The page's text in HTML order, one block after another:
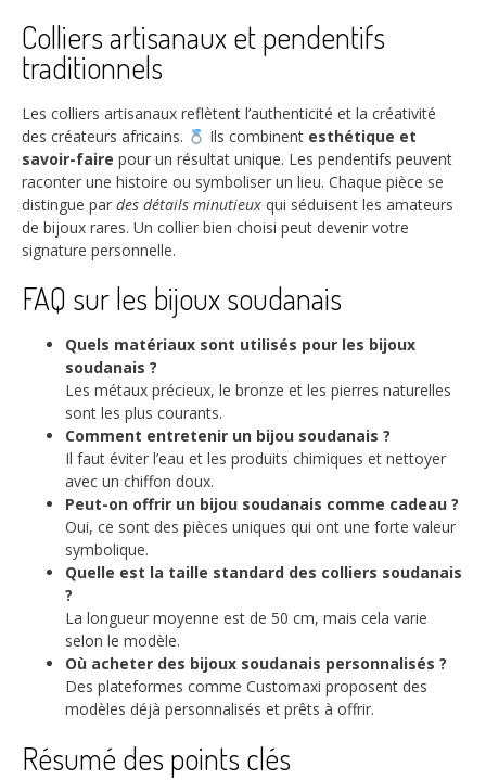
Colliers artisanaux et pendentifs
traditionnels
Les colliers artisanaux reflètent l’authenticité et la créativité
des créateurs africains.
Ils combinent esthétique et
savoir-faire pour un résultat unique. Les pendentifs peuvent
raconter une histoire ou symboliser un lieu. Chaque pièce se
distingue par des détails minutieux qui séduisent les amateurs
de bijoux rares. Un collier bien choisi peut devenir votre
signature personnelle.
FAQ sur les bijoux soudanais
Quels matériaux sont utilisés pour les bijoux
soudanais ?
Les métaux précieux, le bronze et les pierres naturelles
sont les plus courants.
Comment entretenir un bijou soudanais ?
Il faut éviter l’eau et les produits chimiques et nettoyer
avec un chiffon doux.
Peut-on offrir un bijou soudanais comme cadeau ?
Oui, ce sont des pièces uniques qui ont une forte valeur
symbolique.
Quelle est la taille standard des colliers soudanais
?
La longueur moyenne est de 50 cm, mais cela varie
selon le modèle.
Où acheter des bijoux soudanais personnalisés ?
Des plateformes comme Customaxi proposent des
modèles déjà personnalisés et prêts à offrir.
Résumé des points clés